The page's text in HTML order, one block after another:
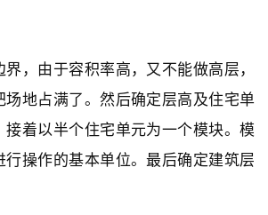
，由于容积率高，又不能做高层，
场地占满了。然后确定层高及住宅单
接着以半个住宅单元为一个模块。模
行操作的基本单位。最后确定建筑层